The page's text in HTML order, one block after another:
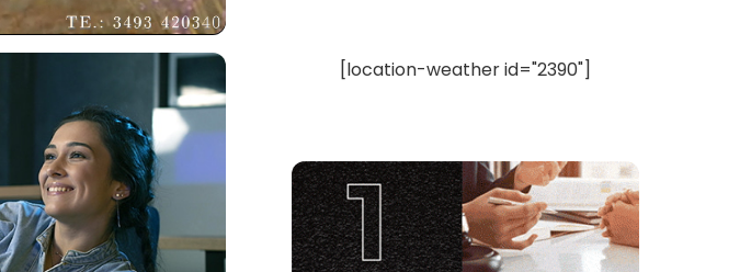
[location-weather id="2390"]